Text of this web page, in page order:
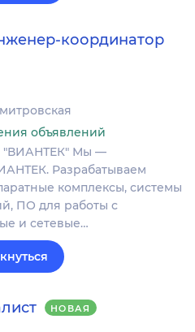
координатор
объявлений
"ВИАНТЕК" Мы —
Разрабатываем
комплексы, системы
ПО для работы с
и сетевые…
НОВАЯ